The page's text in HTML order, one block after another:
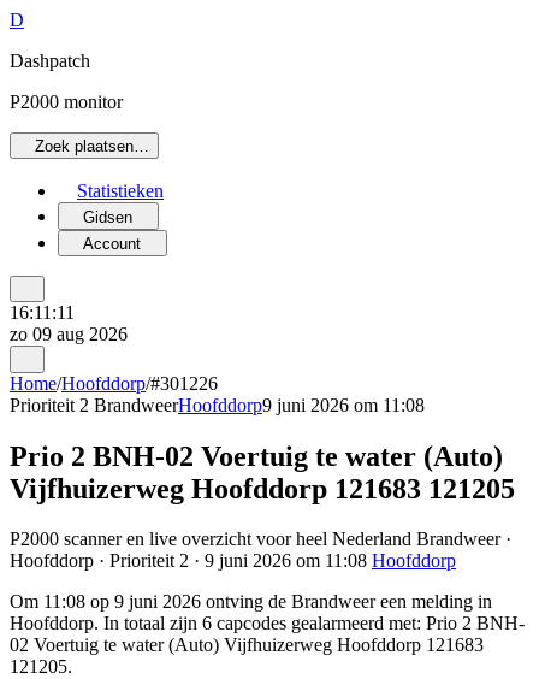
D
Dashpatch
P2000 monitor
Zoek plaatsen…
Statistieken
Gidsen
Account
16:11:11
zo 09 aug 2026
Home/Hoofddorp/#301226
Prioriteit 2 BrandweerHoofddorp9 juni 2026 om 11:08
Prio 2 BNH-02 Voertuig te water (Auto)
Vijfhuizerweg Hoofddorp 121683 121205
P2000 scanner en live overzicht voor heel Nederland Brandweer ·
Hoofddorp · Prioriteit 2 · 9 juni 2026 om 11:08 Hoofddorp
Om 11:08 op 9 juni 2026 ontving de Brandweer een melding in
Hoofddorp. In totaal zijn 6 capcodes gealarmeerd met: Prio 2 BNH-
02 Voertuig te water (Auto) Vijfhuizerweg Hoofddorp 121683
121205.